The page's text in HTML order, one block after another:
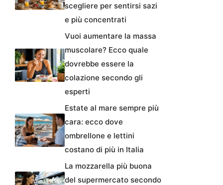
scegliere per sentirsi sazi
e più concentrati
Vuoi aumentare la massa
muscolare? Ecco quale
dovrebbe essere la
colazione secondo gli
esperti
Estate al mare sempre più
cara: ecco dove
ombrellone e lettini
costano di più in Italia
La mozzarella più buona
del supermercato secondo